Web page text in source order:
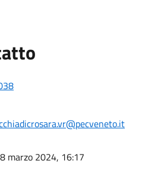
marzo 2024, 16:17